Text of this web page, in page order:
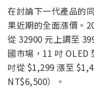
在討論下一代產品的
果近期的全面漲價。
從 32900 元上調至
國市場，11 吋 OLED
吋從 $1,299 漲至
NT$6,500）。